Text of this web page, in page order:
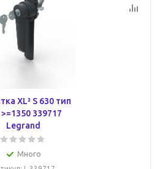
XL³ S 630 тип
>=1350 339717
Legrand
Много